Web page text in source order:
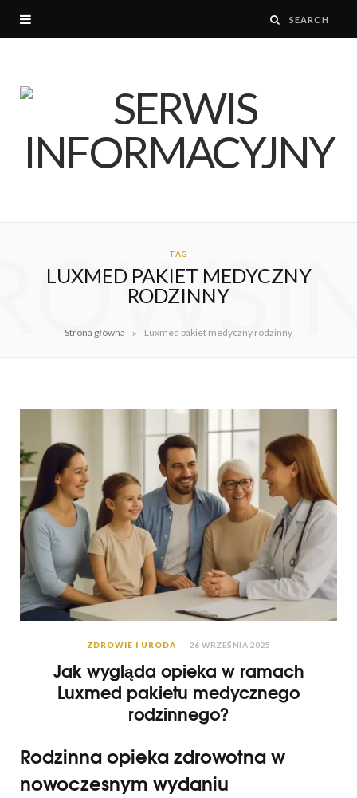
TAG
LUXMED PAKIET MEDYCZNY
RODZINNY
Strona główna » Luxmed pakiet medyczny rodzinny
ZDROWIE I URODA 26 WRZEŚNIA 2025
Jak wygląda opieka w ramach
Luxmed pakietu medycznego
rodzinnego?
Rodzinna opieka zdrowotna w
nowoczesnym wydaniu